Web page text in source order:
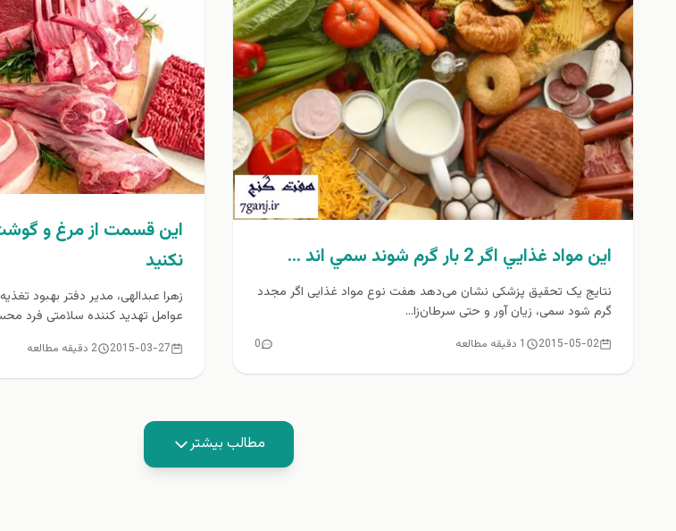
اين مواد غذايي اگر 2 بار گرم شوند سمي اند …
نتایج یک تحقیق پزشکی نشان می‌دهد هفت نوع مواد غذایی اگر مجدد
گرم شود سمی، زیان آور و حتی سرطان‌زا...
2015-05-02 1 دقیقه مطالعه 0
اين قسمت از مرغ و
نكنيد
زهرا عبدالهی، مدیر دفتر بهبود
عوامل تهدید کننده سلامتی فرد
2015-03-27 2 دقیقه مطالعه
مطالب بیشتر